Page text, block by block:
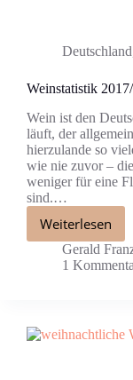
Deutschland
Weinstatistik
Wein ist den
läuft, der
hierzulande so
wie nie zuvor –
weniger für eine
sind.…
Weiterlesen
Gerald
1